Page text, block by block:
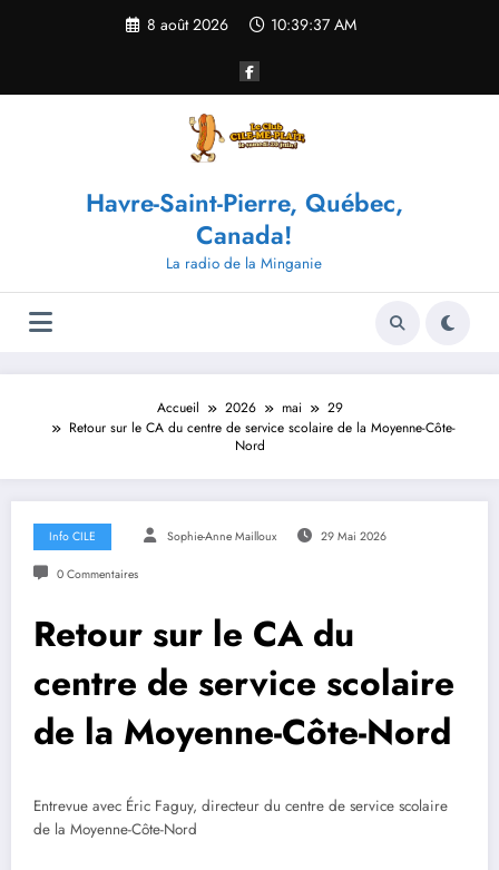
8 août 2026 10:39:37 AM
Havre-Saint-Pierre, Québec,
Canada!
La radio de la Minganie
Accueil 2026 mai
29
Retour sur le CA du centre de service scolaire de la Moyenne-Côte-
Nord
Info CILE Sophie-Anne Mailloux 29 Mai 2026
0 Commentaires
Retour sur le CA du
centre de service scolaire
de la Moyenne-Côte-Nord
Entrevue avec Éric Faguy, directeur du centre de service scolaire
de la Moyenne-Côte-Nord